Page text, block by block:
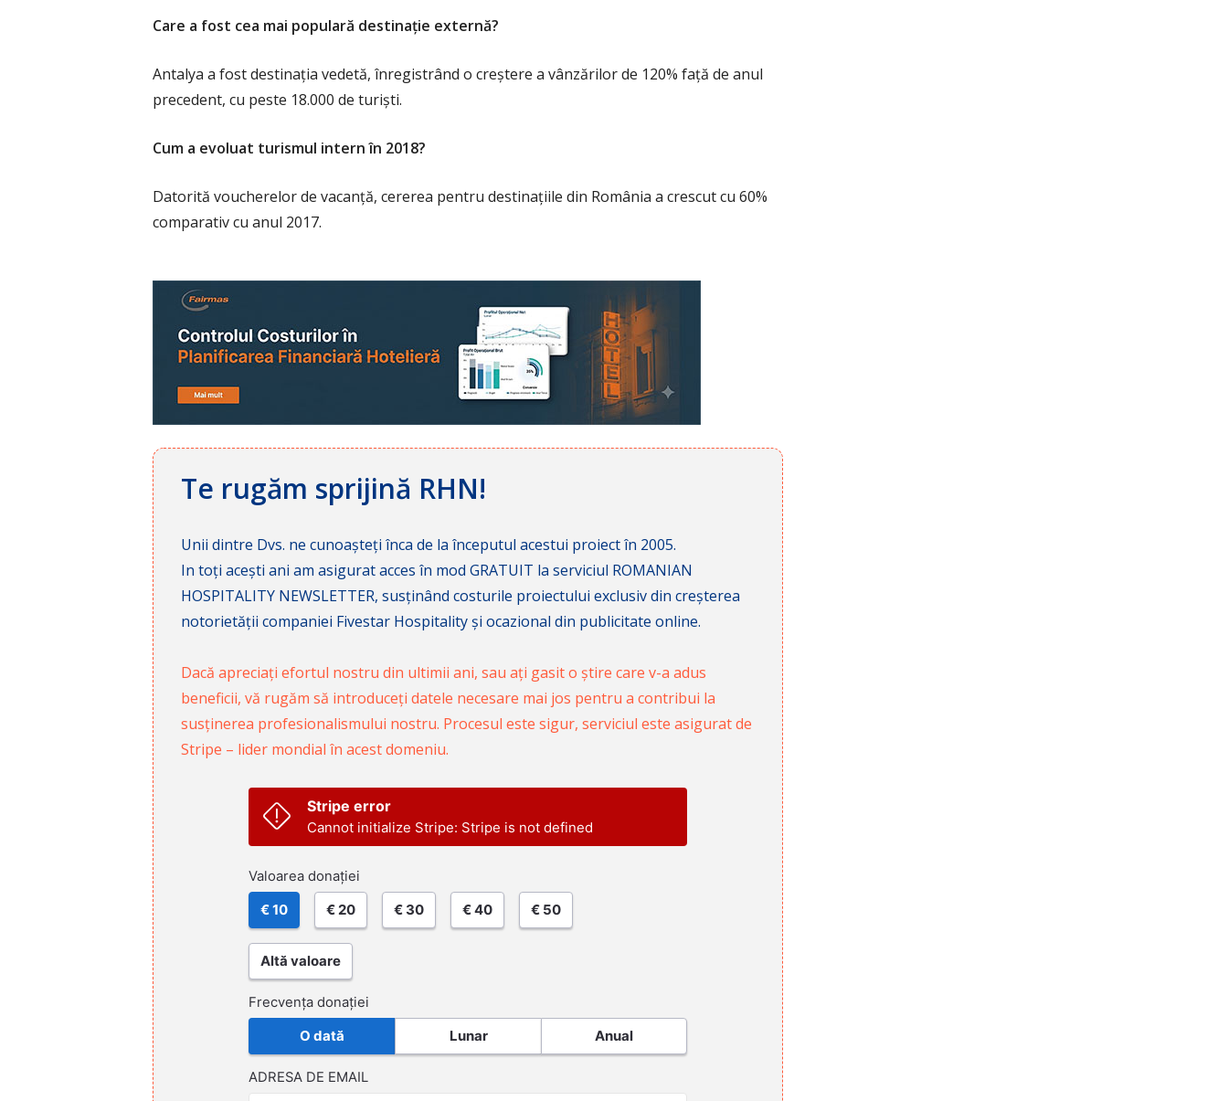
Care a fost cea mai populară destinație externă?
Antalya a fost destinația vedetă, înregistrând o creștere a vânzărilor de 120% față de anul
precedent, cu peste 18.000 de turiști.
Cum a evoluat turismul intern în 2018?
Datorită voucherelor de vacanță, cererea pentru destinațiile din România a crescut cu 60%
comparativ cu anul 2017.
Te rugăm sprijină RHN!
Unii dintre Dvs. ne cunoașteți înca de la începutul acestui proiect în 2005.
In toți acești ani am asigurat acces în mod GRATUIT la serviciul ROMANIAN
HOSPITALITY NEWSLETTER, susținând costurile proiectului exclusiv din creșterea
notorietății companiei Fivestar Hospitality și ocazional din publicitate online.
Dacă apreciați efortul nostru din ultimii ani, sau ați gasit o știre care v-a adus
beneficii, vă rugăm să introduceți datele necesare mai jos pentru a contribui la
susținerea profesionalismului nostru. Procesul este sigur, serviciul este asigurat de
Stripe – lider mondial în acest domeniu.
Stripe error
Cannot initialize Stripe: Stripe is not defined
Valoarea donației
€ 10 € 20 € 30 € 40 € 50
Altă valoare
Frecvența donației
O dată Lunar Anual
ADRESA DE EMAIL